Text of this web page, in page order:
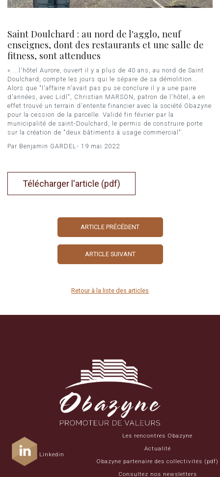
Saint Doulchard : au nord de l'agglo, neuf
enseignes, dont des restaurants et une salle de
fitness, sont attendues
« ...l'hôtel Aurore, ouvert il y a plus de 40 ans, au nord de Saint
Doulchard, compte les jours qui le sépare de sa démolition...
Alors que "l'affaire n'avait pas pu se conclure il y a une paire
d'années, avec Lidl", Christian MARSON, patron de l'hôtel, a en
effet trouvé un terrain d'entente financier avec la société Obazyne
pour la cession de la parcelle. Validé fin février par la
municipalité de saint-Doulchard, le permis de construire porte
sur la création de "deux bâtiments à usage commercial".
Par Benjamin GARDEL- 19 mai 2022
Télécharger l'article (pdf)
ARTICLE PRÉCÉDENT
ARTICLE SUIVANT
Retour à la liste des articles
Linkedin
Les rencontres Obazyne
Actualité
Obazyne partenaire des collectivités (pdf)
Consultez nos newsletters